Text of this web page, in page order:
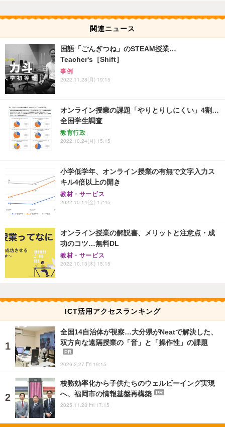
関連ニュース
国語「ごんぎつね」のSTEAM授業…
Teacher's［Shift］
事例
2022.11.28(月) 19:15
オンライン授業の課題「やりとりしにくい」4割…
全国学生調査
教育行政
2022.10.24(月) 15:15
小学低学年、オンライン授業の有無で文字入力ス
キル4倍以上の開き
教材・サービス
2022.10.14(金) 17:45
オンライン授業の解説書、メリットと注意点・成
功のコツ…無料DL
教材・サービス
2022.10.13(木) 15:15
ICT活用アクセスランキング
全国14自治体が視察…大分県がNeatで解決した、
双方向な遠隔授業の「音」と「操作性」の課題
PR
2026.2.27 Fri 19:15
校務効率化から子供たちのウェルビーイング実現
へ、福岡市の情報基盤再構築
PR
2025.11.28 Fri 17:15